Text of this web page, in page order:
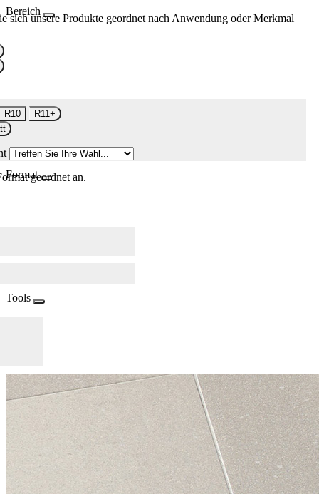
Bereich
sich unsere Produkte geordnet nach Anwendung oder Merkmal
R10
R11+
Formatgeordnet an.
Tools